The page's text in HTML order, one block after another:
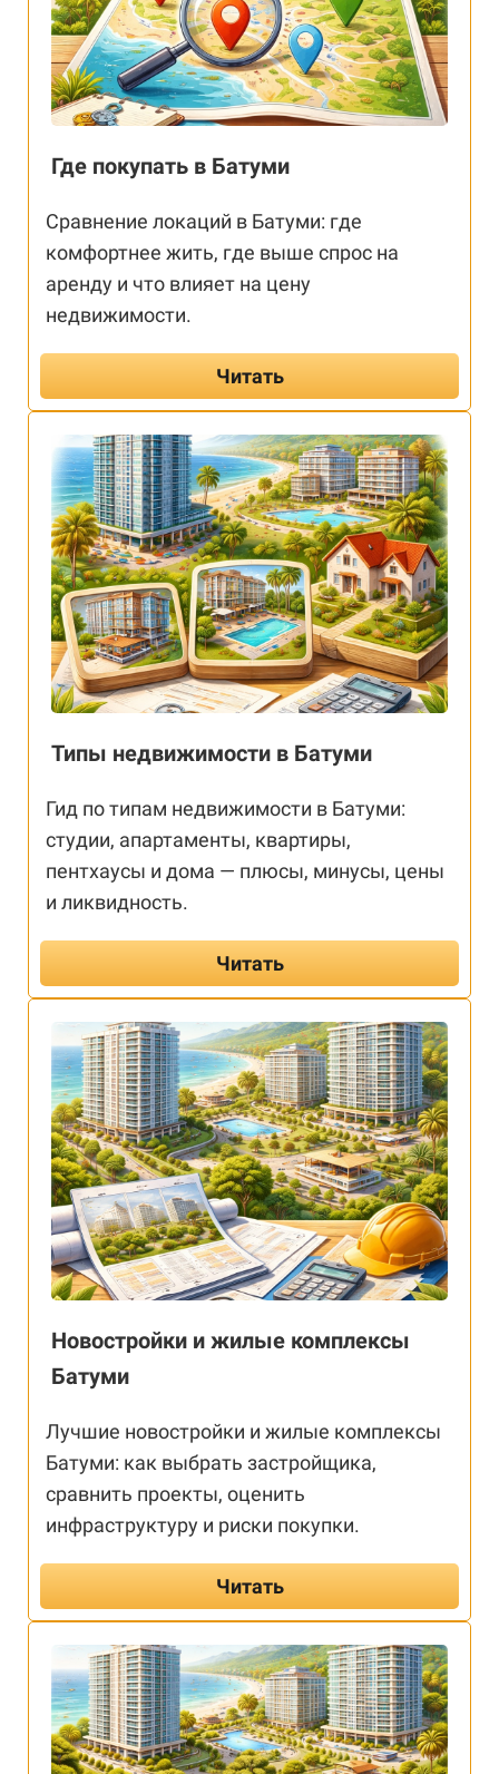
Где покупать в Батуми
Сравнение локаций в Батуми: где
комфортнее жить, где выше спрос на
аренду и что влияет на цену
недвижимости.
Читать
Типы недвижимости в Батуми
Гид по типам недвижимости в Батуми:
студии, апартаменты, квартиры,
пентхаусы и дома — плюсы, минусы, цены
и ликвидность.
Читать
Новостройки и жилые комплексы
Батуми
Лучшие новостройки и жилые комплексы
Батуми: как выбрать застройщика,
сравнить проекты, оценить
инфраструктуру и риски покупки.
Читать